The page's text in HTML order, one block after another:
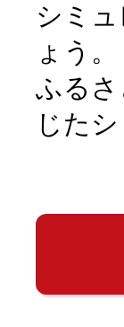
シミ
ょう。
ふる
じた